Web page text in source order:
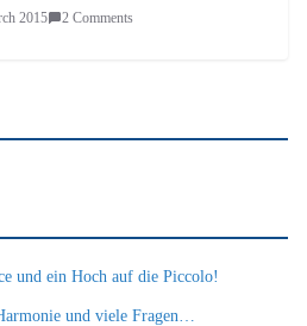
2015 2 Comments
und ein Hoch auf die Piccolo!
und viele Fragen…